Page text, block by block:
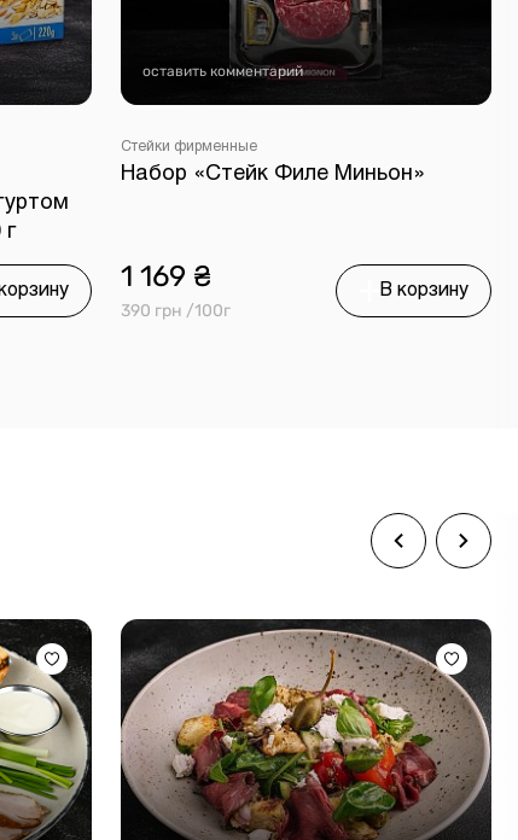
г
оставить комментарий
Стейки фирменные
Набор «Стейк Филе Миньон»
1 169 ₴
390 грн /100г
В корзину